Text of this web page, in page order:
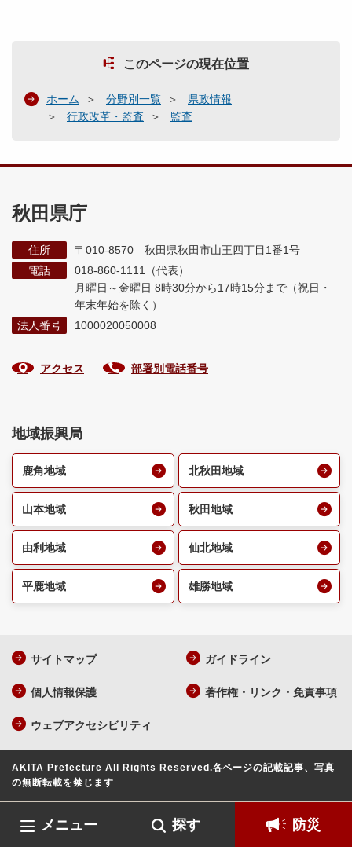
メニュー 探す 防災
このページの現在位置
ホーム 分野別一覧
県政情報
行政改革・監査
監査
秋田県庁
住所
〒010-8570 秋田県秋田市山王四丁目1番1号
電話
018-860-1111（代表）
月曜日～金曜日 8時30分から17時15分まで （祝日・
年末年始を除く）
法人番号
1000020050008
アクセス 部署別電話番号
地域振興局
鹿角地域 北秋田地域
山本地域 秋田地域
由利地域 仙北地域
平鹿地域 雄勝地域
サイトマップ ガイドライン
個人情報保護 著作権・リンク・免責事項
ウェブアクセシビリティ
AKITA Prefecture All Rights Reserved.各ページの記載記事、写真
の無断転載を禁じます